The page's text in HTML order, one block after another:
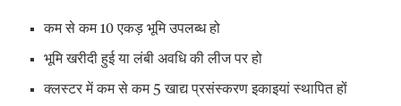
कम से कम 10 एकड़ भूमि उपलब्ध हो
भूमि खरीदी हुई या लंबी अवधि की लीज पर हो
क्लस्टर में कम से कम 5 खाद्य प्रसंस्करण इकाइयां स्थापित हों